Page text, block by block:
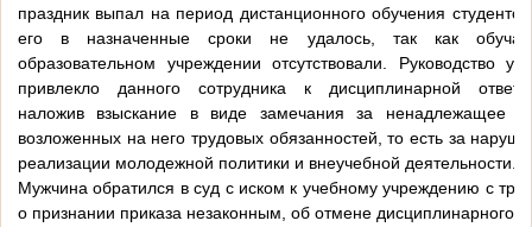
праздник выпал на период дистанционного обучения
его в назначенные сроки не удалось, так как
образовательном учреждении отсутствовали. Руководство
привлекло данного сотрудника к дисциплинарной
наложив взыскание в виде замечания за ненадлежащее
возложенных на него трудовых обязанностей, то есть за
реализации молодежной политики и внеучебной деятельности.
Мужчина обратился в суд с иском к учебному учреждению с
о признании приказа незаконным, об отмене дисциплинарного